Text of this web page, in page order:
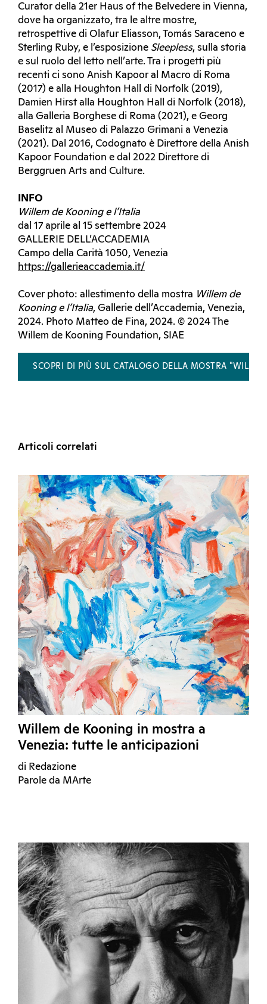
Curator della 21er Haus of the Belvedere in Vienna,
dove ha organizzato, tra le altre mostre,
retrospettive di Olafur Eliasson, Tomás Saraceno e
Sterling Ruby, e l’esposizione Sleepless, sulla storia
e sul ruolo del letto nell’arte. Tra i progetti più
recenti ci sono Anish Kapoor al Macro di Roma
(2017) e alla Houghton Hall di Norfolk (2019),
Damien Hirst alla Houghton Hall di Norfolk (2018),
alla Galleria Borghese di Roma (2021), e Georg
Baselitz al Museo di Palazzo Grimani a Venezia
(2021). Dal 2016, Codognato è Direttore della Anish
Kapoor Foundation e dal 2022 Direttore di
Berggruen Arts and Culture.
INFO
Willem de Kooning e l’Italia
dal 17 aprile al 15 settembre 2024
GALLERIE DELL’ACCADEMIA
Campo della Carità 1050, Venezia
https://gallerieaccademia.it/
Cover photo: allestimento della mostra Willem de
Kooning e l’Italia, Gallerie dell’Accademia, Venezia,
2024. Photo Matteo de Fina, 2024. © 2024 The
Willem de Kooning Foundation, SIAE
SCOPRI DI PIÙ SUL CATALOGO DELLA MOSTRA
Articoli correlati
Willem de Kooning in mostra a
Venezia: tutte le anticipazioni
di Redazione
Parole da MArte